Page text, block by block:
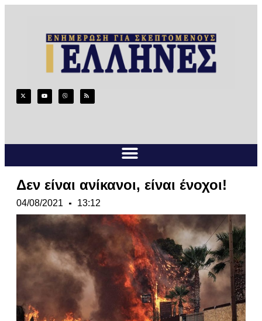
Δεν είναι ανίκανοι, είναι ένοχοι!
04/08/2021 13:12